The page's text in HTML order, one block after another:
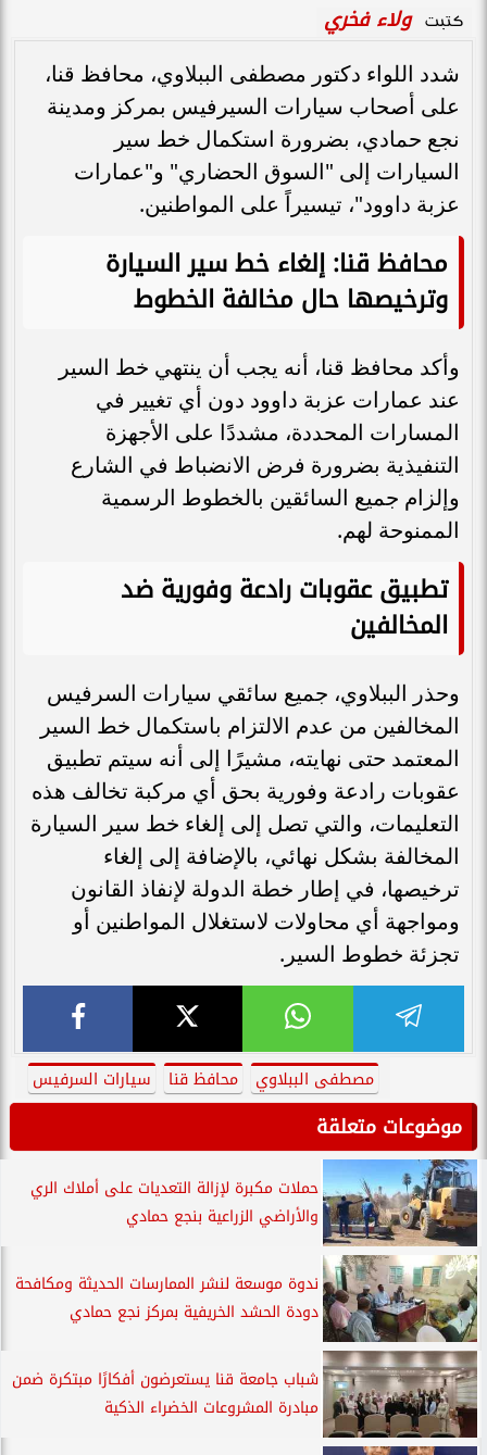
كتبت ولاء فخري
شدد اللواء دكتور مصطفى الببلاوي، محافظ قنا،
على أصحاب سيارات السيرفيس بمركز ومدينة
نجع حمادي، بضرورة استكمال خط سير
السيارات إلى "السوق الحضاري" و"عمارات
عزبة داوود"، تيسيراً على المواطنين.
محافظ قنا: إلغاء خط سير السيارة
وترخيصها حال مخالفة الخطوط
وأكد محافظ قنا، أنه يجب أن ينتهي خط السير
عند عمارات عزبة داوود دون أي تغيير في
المسارات المحددة، مشددًا على الأجهزة
التنفيذية بضرورة فرض الانضباط في الشارع
وإلزام جميع السائقين بالخطوط الرسمية
الممنوحة لهم.
تطبيق عقوبات رادعة وفورية ضد
المخالفين
وحذر الببلاوي، جميع سائقي سيارات السرفيس
المخالفين من عدم الالتزام باستكمال خط السير
المعتمد حتى نهايته، مشيرًا إلى أنه سيتم تطبيق
عقوبات رادعة وفورية بحق أي مركبة تخالف هذه
التعليمات، والتي تصل إلى إلغاء خط سير السيارة
المخالفة بشكل نهائي، بالإضافة إلى إلغاء
ترخيصها، في إطار خطة الدولة لإنفاذ القانون
ومواجهة أي محاولات لاستغلال المواطنين أو
تجزئة خطوط السير.
مصطفى الببلاوي محافظ قنا سيارات السرفيس
موضوعات متعلقة
حملات مكبرة لإزالة التعديات على أملاك الري
والأراضي الزراعية بنجع حمادي
ندوة موسعة لنشر الممارسات الحديثة ومكافحة
دودة الحشد الخريفية بمركز نجع حمادي
شباب جامعة قنا يستعرضون أفكارًا مبتكرة ضمن
مبادرة المشروعات الخضراء الذكية